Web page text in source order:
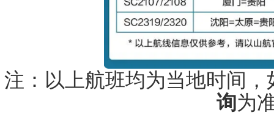
注：以上航班均为当地时间
询为